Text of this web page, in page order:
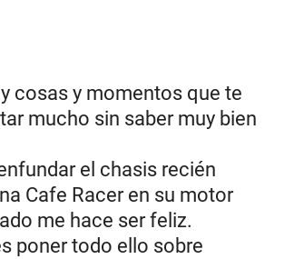
cosas y momentos que te
mucho sin saber muy bien
el chasis recién
Cafe Racer en su motor
me hace ser feliz.
poner todo ello sobre